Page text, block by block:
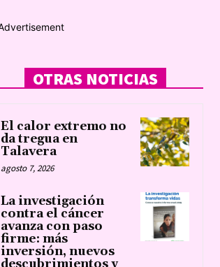
OTRAS NOTICIAS
El calor extremo no
da tregua en
Talavera
agosto 7, 2026
La investigación
contra el cáncer
avanza con paso
firme: más
inversión, nuevos